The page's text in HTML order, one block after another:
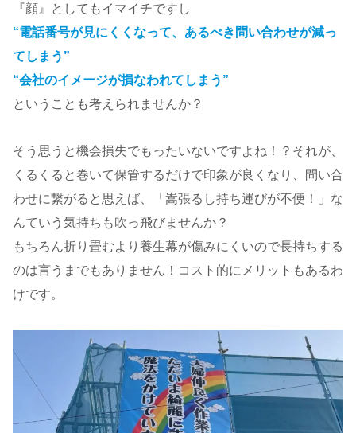
『顔』としてもイマイチですし
“電話番号が見にくくなって、あるべき問い合わせが減っ
てしまう”
“会社のイメージが損なわれてしまう”
ということも考えられませんか？
そう思うと機会損失でもったいないですよね！？それが、
くるくると巻いて保管するだけで印象が良くなり、問い合
わせに繋がると思えば、「嵩張るし持ち運びが不便！」な
んていう気持ちも吹っ飛びませんか？
もちろん折り畳むより養生幕が傷みにくいので長持ちする
のは言うまでもありません！コスト的にメリットもあるわ
けです。